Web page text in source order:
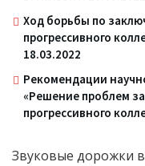
Ход борьбы по
прогрессивного
18.03.2022
Рекомендации
«Решение проблем
прогрессивного
Звуковые дорожки